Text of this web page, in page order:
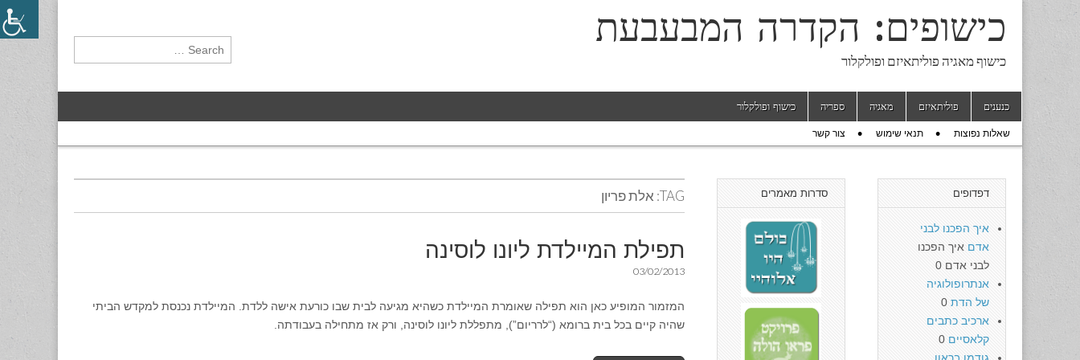
כישופים: הקדרה המבעבעת
כישוף מאגיה פוליתאיזם ופולקלור
Search for:
Main menu
Skip to content
כנענים פוליתאיזם מאגיה ספריה כישוף ופולקלור
שאלות נפוצות תנאי שימוש צור קשר
TAG: אלת פריון
תפילת המיילדת ליונו לוסינה
03/02/2013
המזמור המופיע כאן הוא תפילה שאומרת המיילדת כשהיא מגיעה לבית שבו כורעת אישה ללדת. המיילדת נכנסת למקדש הביתי
שהיה קיים בכל בית ברומא (“לרריום”), מתפללת ליונו לוסינה, ורק אז מתחילה בעבודתה.
סדרות מאמרים דפדופים
איך הפכנו לבני
אדם איך הפכנו
לבני אדם 0
אנתרופולוגיה
של הדת
ארכיב כתבים
קלאסיים